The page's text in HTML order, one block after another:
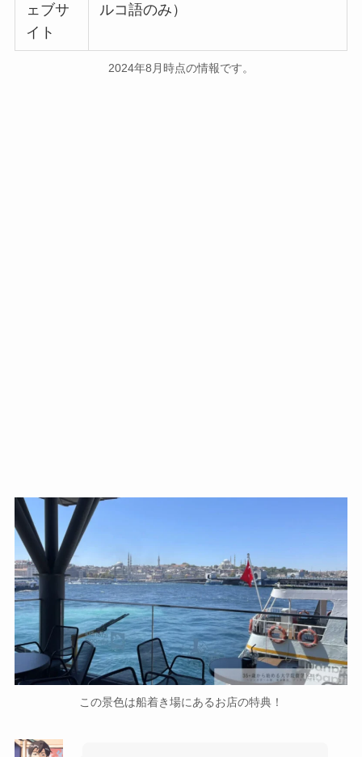
ェブサ
イト
ルコ語のみ）
2024年8月時点の情報です。
この景色は船着き場にあるお店の特典！